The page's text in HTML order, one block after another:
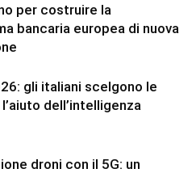
per costruire la
bancaria europea di nuova
gli italiani scelgono le
dell’intelligenza
droni con il 5G: un